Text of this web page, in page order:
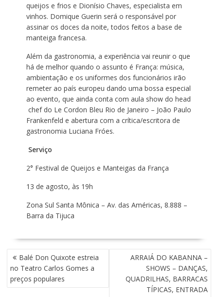
queijos e frios e Dionísio Chaves, especialista em
vinhos. Domique Guerin será o responsável por
assinar os doces da noite, todos feitos a base de
manteiga francesa.
Além da gastronomia, a experiência vai reunir o que
há de melhor quando o assunto é França: música,
ambientação e os uniformes dos funcionários irão
remeter ao país europeu dando uma bossa especial
ao evento, que ainda conta com aula show do head
chef do Le Cordon Bleu Rio de Janeiro – João Paulo
Frankenfeld e abertura com a crítica/escritora de
gastronomia Luciana Fróes.
Serviço
2° Festival de Queijos e Manteigas da França
13 de agosto, às 19h
Zona Sul Santa Mônica – Av. das Américas, 8.888 –
Barra da Tijuca
N
A
V
E
Balé Don Quixote estreia
no Teatro Carlos Gomes a
preços populares
ARRAIÁ DO KABANNA –
SHOWS – DANÇAS,
QUADRILHAS, BARRACAS
TÍPICAS, ENTRADA